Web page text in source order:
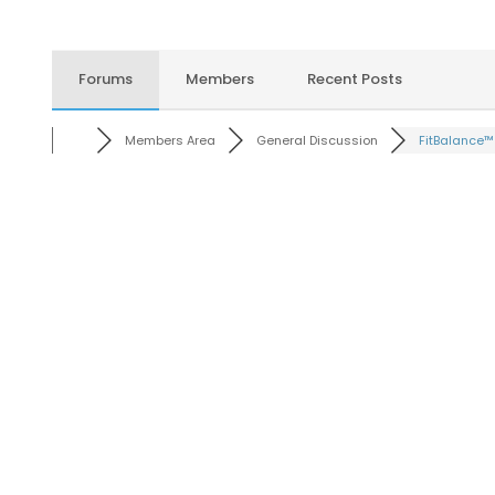
Forums Members Recent Posts
Members Area General Discussion FitBalance™